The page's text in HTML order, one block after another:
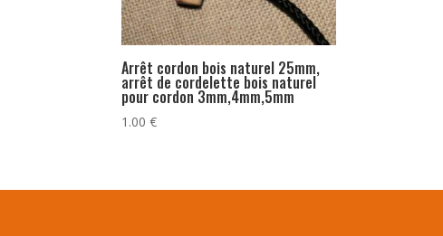
Arrêt cordon bois naturel 25mm,
arrêt de cordelette bois naturel
pour cordon 3mm,4mm,5mm
1.00€